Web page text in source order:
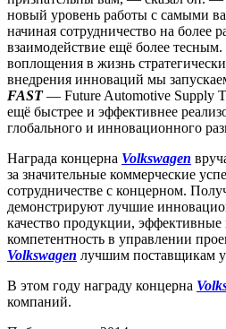
новый уровень работы с самыми
начиная сотрудничество на более
взаимодействие ещё более
воплощения в жизнь
внедрения инноваций мы
FAST— Future Automotive Supply
ещё быстрее и эффективнее
глобального и инновационного
Награда концерна Volkswagen
за значительные коммерческие
сотрудничестве с концерном.
демонстрируют лучшие
качество продукции, эффективные
компетентность в управлении
Volkswagen лучшим поставщикам
В этом году награду концерна
компаний.